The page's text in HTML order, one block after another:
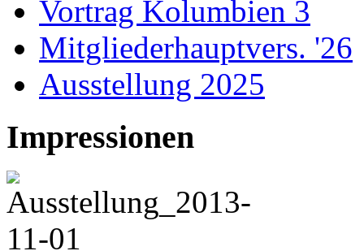
Vortrag Kolumbien 3
Mitgliederhauptvers. '26
Ausstellung 2025
Impressionen